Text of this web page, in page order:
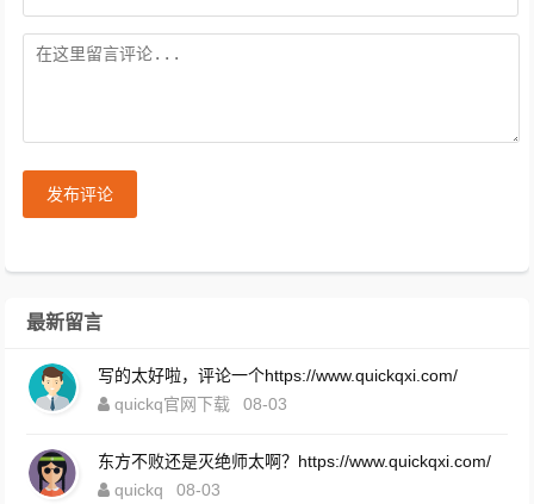
发布评论
最新留言
写的太好啦，评论一个https://www.quickqxi.com/
quickq官网下载
08-03
东方不败还是灭绝师太啊？https://www.quickqxi.com/
quickq
08-03